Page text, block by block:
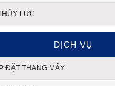
LỰC
DỊCH VỤ
ĐẶT THANG MÁY